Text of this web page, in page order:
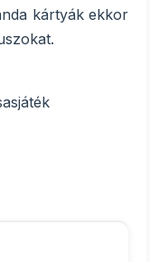
kártyák ekkor